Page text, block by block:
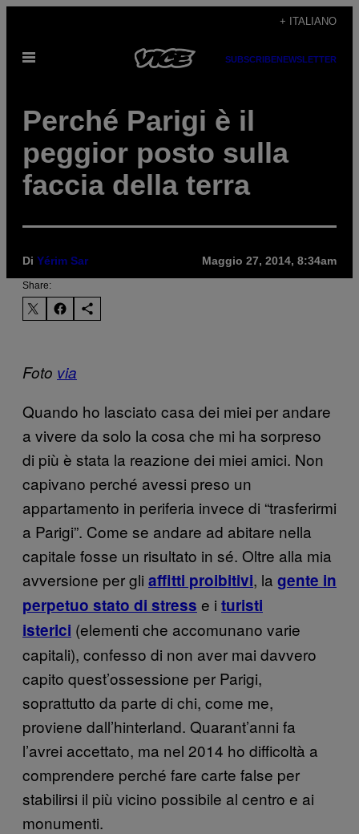
contenuto
+ ITALIANO
Apri
SUBSCRIBENEWSLETTER
Perché Parigi è il
peggior posto sulla
faccia della terra
Di Yérim Sar Maggio 27, 2014, 8:34am
Share:
Foto via
Quando ho lasciato casa dei miei per andare
a vivere da solo la cosa che mi ha sorpreso
di più è stata la reazione dei miei amici. Non
capivano perché avessi preso un
appartamento in periferia invece di “trasferirmi
a Parigi”. Come se andare ad abitare nella
capitale fosse un risultato in sé. Oltre alla mia
avversione per gli affitti proibitivi, la gente in
perpetuo stato di stress e i turisti
isterici (elementi che accomunano varie
capitali), confesso di non aver mai davvero
capito quest’ossessione per Parigi,
soprattutto da parte di chi, come me,
proviene dall’hinterland. Quarant’anni fa
l’avrei accettato, ma nel 2014 ho difficoltà a
comprendere perché fare carte false per
stabilirsi il più vicino possibile al centro e ai
monumenti.